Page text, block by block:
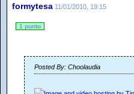
formytesa 11/01/2010, 19:15
1 punto
Posted By: Choolaudia